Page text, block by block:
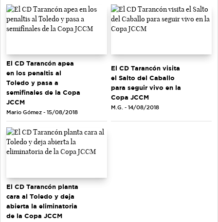
El CD Tarancón apea
en los penaltis al
Toledo y pasa a
semifinales de la Copa
JCCM
Mario Gómez - 15/08/2018
El CD Tarancón visita
el Salto del Caballo
para seguir vivo en la
Copa JCCM
M.G. - 14/08/2018
El CD Tarancón planta
cara al Toledo y deja
abierta la eliminatoria
de la Copa JCCM